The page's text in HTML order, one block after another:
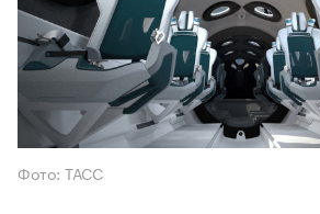
Фото: ТАСС